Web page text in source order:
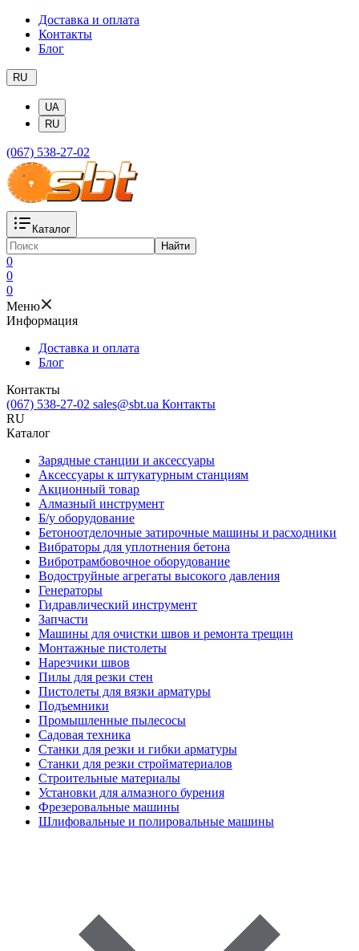
Доставка и оплата
Контакты
Блог
RU
UA
RU
(067) 538-27-02
Каталог
Найти
0
0
0
Меню
Информация
Доставка и оплата
Блог
Контакты
(067) 538-27-02 sales@sbt.ua Контакты
RU
Каталог
Зарядные станции и аксессуары
Аксессуары к штукатурным станциям
Акционный товар
Алмазный инструмент
Б/у оборудование
Бетоноотделочные затирочные машины и расходники
Вибраторы для уплотнения бетона
Вибротрамбовочное оборудование
Водоструйные агрегаты высокого давления
Генераторы
Гидравлический инструмент
Запчасти
Машины для очистки швов и ремонта трещин
Монтажные пистолеты
Нарезчики швов
Пилы для резки стен
Пистолеты для вязки арматуры
Подъемники
Промышленные пылесосы
Садовая техника
Станки для резки и гибки арматуры
Станки для резки стройматериалов
Строительные материалы
Установки для алмазного бурения
Фрезеровальные машины
Шлифовальные и полировальные машины